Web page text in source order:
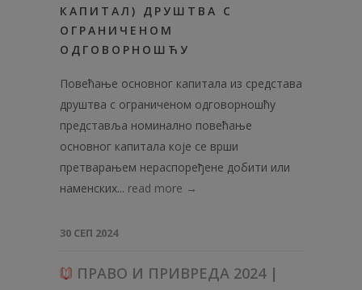
КАПИТАЛ) ДРУШТВА С
ОГРАНИЧЕНОМ
ОДГОВОРНОШЋУ
Повећање основног капитала из средстава
друштва с ограниченом одговорношћу
представља номинално повећање
основног капитала које се врши
претварањем нераспоређене добити или
наменских... read more →
30 СЕП 2024
ПРАВО И ПРИВРЕДА 2024 |